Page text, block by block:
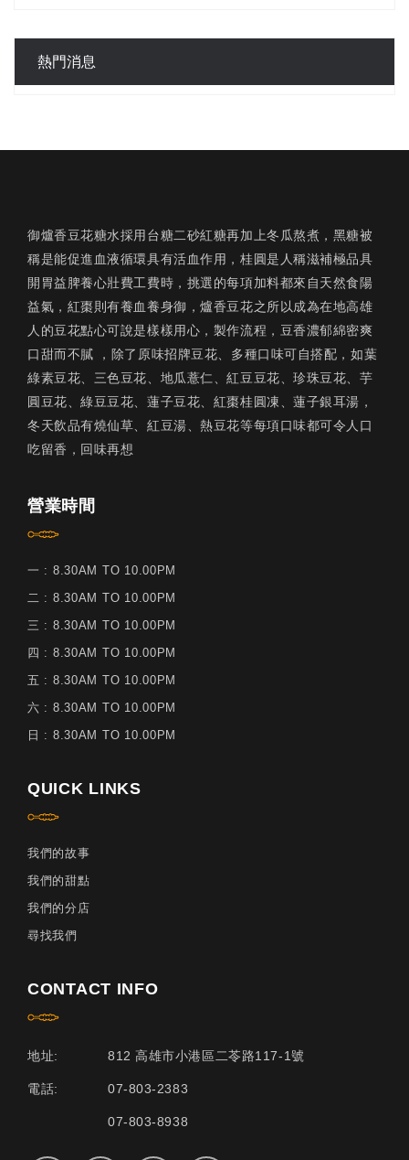
熱門消息
御爐香豆花糖水採用台糖二砂紅糖再加上冬瓜熬煮，黑糖被
稱是能促進血液循環具有活血作用，桂圓是人稱滋補極品具
開胃益脾養心壯費工費時，挑選的每項加料都來自天然食陽
益氣，紅棗則有養血養身御，爐香豆花之所以成為在地高雄
人的豆花點心可說是樣樣用心，製作流程，豆香濃郁綿密爽
口甜而不膩 ，除了原味招牌豆花、多種口味可自搭配，如葉
綠素豆花、三色豆花、地瓜薏仁、紅豆豆花、珍珠豆花、芋
圓豆花、綠豆豆花、蓮子豆花、紅棗桂圓凍、蓮子銀耳湯，
冬天飲品有燒仙草、紅豆湯、熱豆花等每項口味都可令人口
吃留香，回味再想
營業時間
一 : 8.30AM TO 10.00PM
二 : 8.30AM TO 10.00PM
三 : 8.30AM TO 10.00PM
四 : 8.30AM TO 10.00PM
五 : 8.30AM TO 10.00PM
六 : 8.30AM TO 10.00PM
日 : 8.30AM TO 10.00PM
QUICK LINKS
我們的故事
我們的甜點
我們的分店
尋找我們
CONTACT INFO
地址: 812 高雄市小港區二苓路117-1號
電話: 07-803-2383
07-803-8938